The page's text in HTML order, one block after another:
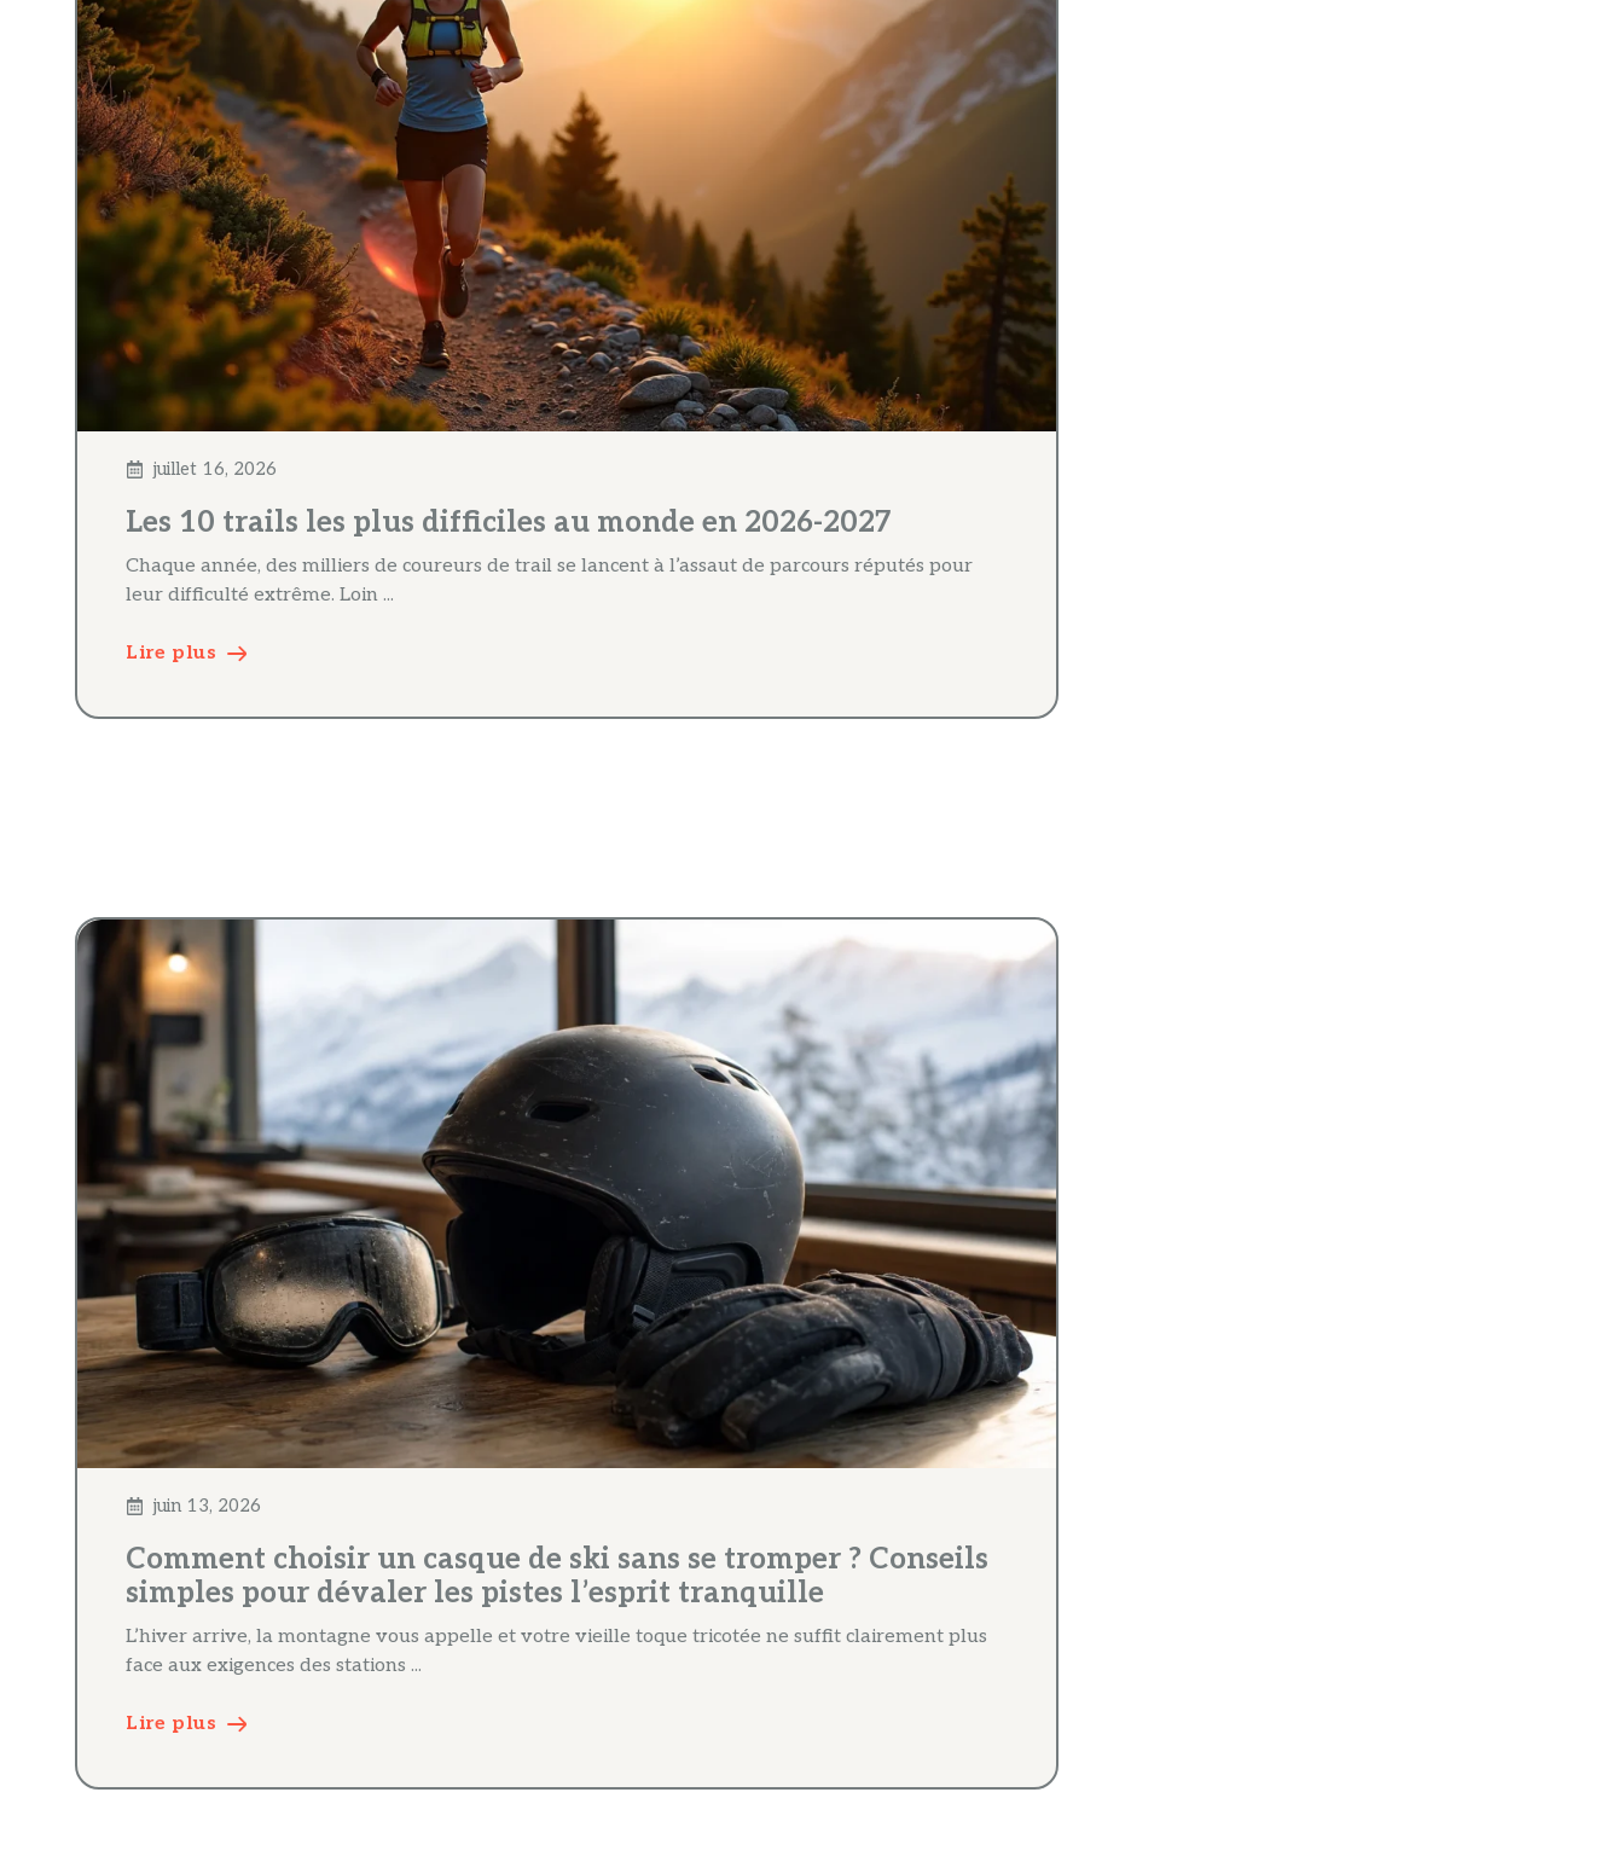
juillet 16, 2026
Les 10 trails les plus difficiles au monde en 2026-2027
Chaque année, des milliers de coureurs de trail se lancent à l’assaut de parcours réputés pour
leur difficulté extrême. Loin ...
Lire plus
juin 13, 2026
Comment choisir un casque de ski sans se tromper ? Conseils
simples pour dévaler les pistes l’esprit tranquille
L’hiver arrive, la montagne vous appelle et votre vieille toque tricotée ne suffit clairement plus
face aux exigences des stations ...
Lire plus